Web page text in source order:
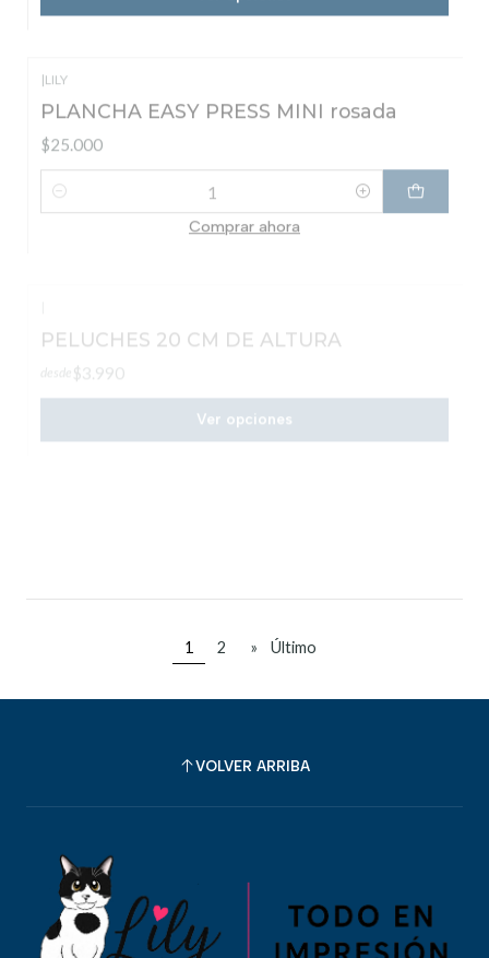
|LILY
$25.000
Cantidad
|
LEE Centro
Rollo FILM DTF 33CM X 100mts matte
1 2 » Último
VOLVER ARRIBA